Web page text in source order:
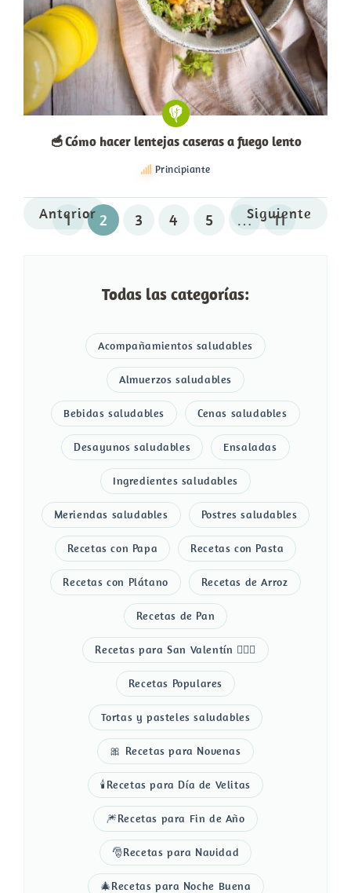
🥣 Cómo hacer lentejas caseras a fuego lento
Principiante
Anterior
1 2 3 4 5 … 11
Siguiente
Todas las categorías:
Acompañamientos saludables
Almuerzos saludables
Bebidas saludables Cenas saludables
Desayunos saludables Ensaladas
Ingredientes saludables
Meriendas saludables Postres saludables
Recetas con Papa Recetas con Pasta
Recetas con Plátano Recetas de Arroz
Recetas de Pan
Recetas para San Valentín 👩‍❤️‍👨
Recetas Populares
Tortas y pasteles saludables
🎀 Recetas para Novenas
🕯️Recetas para Día de Velitas
🎆Recetas para Fin de Año
🎅Recetas para Navidad
🎄Recetas para Noche Buena